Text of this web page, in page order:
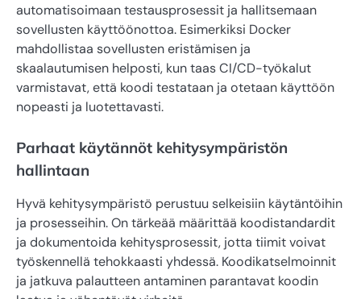
automatisoimaan testausprosessit ja hallitsemaan
sovellusten käyttöönottoa. Esimerkiksi Docker
mahdollistaa sovellusten eristämisen ja
skaalautumisen helposti, kun taas CI/CD-työkalut
varmistavat, että koodi testataan ja otetaan käyttöön
nopeasti ja luotettavasti.
Parhaat käytännöt kehitysympäristön
hallintaan
Hyvä kehitysympäristö perustuu selkeisiin käytäntöihin
ja prosesseihin. On tärkeää määrittää koodistandardit
ja dokumentoida kehitysprosessit, jotta tiimit voivat
työskennellä tehokkaasti yhdessä. Koodikatselmoinnit
ja jatkuva palautteen antaminen parantavat koodin